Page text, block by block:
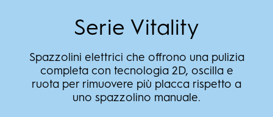
Serie Vitality
Spazzolini elettrici che offrono una pulizia
completa con tecnologia 2D, oscilla e
ruota per rimuovere più placca rispetto a
uno spazzolino manuale.